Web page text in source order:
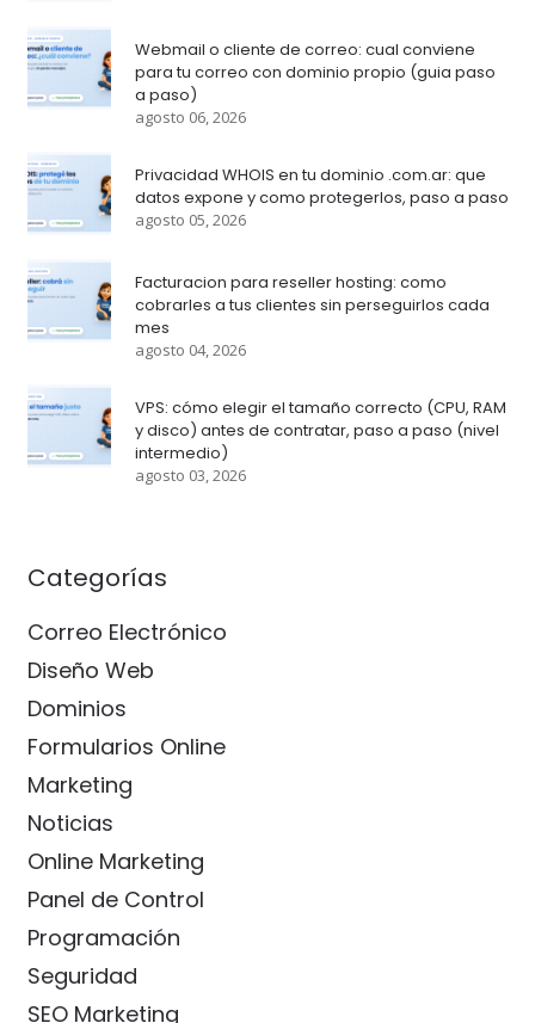
Webmail o cliente de correo: cual conviene
para tu correo con dominio propio (guia paso
a paso)
agosto 06, 2026
Privacidad WHOIS en tu dominio .com.ar: que
datos expone y como protegerlos, paso a paso
agosto 05, 2026
Facturacion para reseller hosting: como
cobrarles a tus clientes sin perseguirlos cada
mes
agosto 04, 2026
VPS: cómo elegir el tamaño correcto (CPU, RAM
y disco) antes de contratar, paso a paso (nivel
intermedio)
agosto 03, 2026
Categorías
Correo Electrónico
Diseño Web
Dominios
Formularios Online
Marketing
Noticias
Online Marketing
Panel de Control
Programación
Seguridad
SEO Marketing